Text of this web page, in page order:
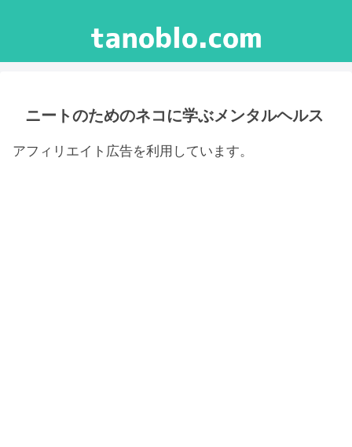
ニートのためのネコに学ぶメンタルヘルス
アフィリエイト広告を利用しています。